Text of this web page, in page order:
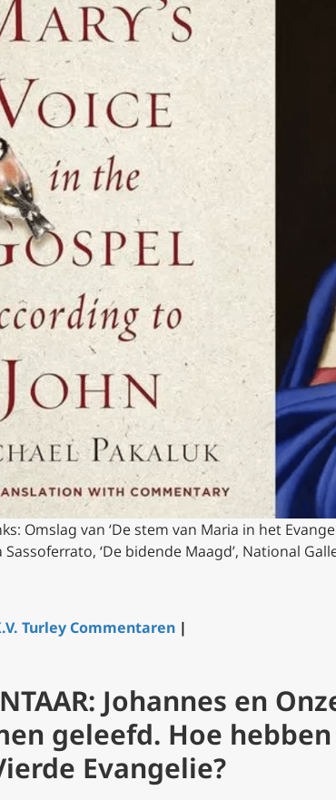
Omslag van ‘De stem van Maria in het
Sassoferrato, ‘De bidende Maagd’, National
Turley Commentaren |
Johannes en
geleefd. Hoe
Evangelie?